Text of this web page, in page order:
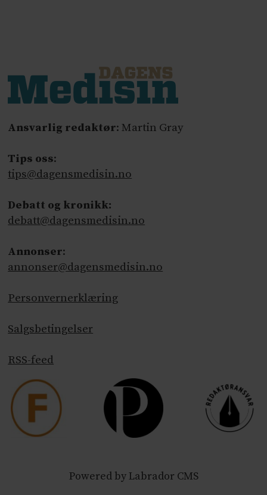
Ansvarlig redaktør: Martin Gray
Tips oss:
tips@dagensmedisin.no
Debatt og kronikk:
debatt@dagensmedisin.no
Annonser:
annonser@dagensmedisin.no
Personvernerklæring
Salgsbetingelser
RSS-feed
Powered by Labrador CMS